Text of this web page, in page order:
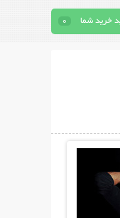
خرید شما 0